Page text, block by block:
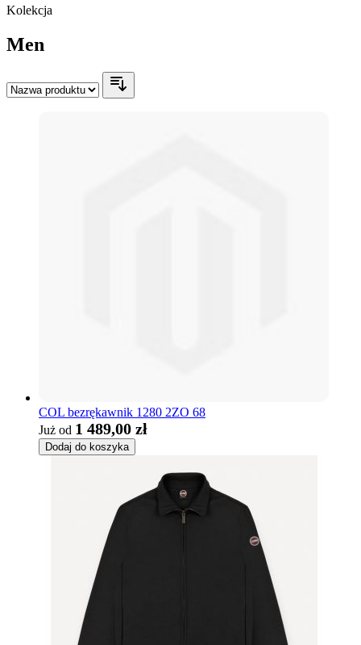
Kolekcja
Men
COL bezrękawnik 1280 2ZO 68
Już od 1 489,00 zł
Dodaj do koszyka